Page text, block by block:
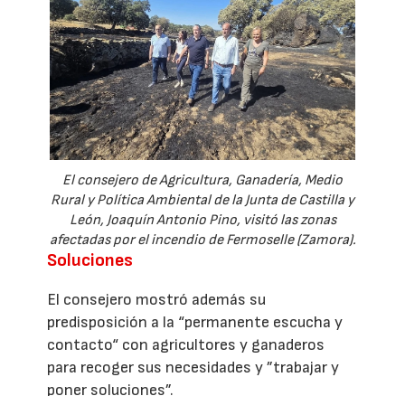
El consejero de Agricultura, Ganadería, Medio
Rural y Política Ambiental de la Junta de Castilla y
León, Joaquín Antonio Pino, visitó las zonas
afectadas por el incendio de Fermoselle (Zamora).
Soluciones
El consejero mostró además su
predisposición a la “permanente escucha y
contacto“ con agricultores y ganaderos
para recoger sus necesidades y ”trabajar y
poner soluciones”.